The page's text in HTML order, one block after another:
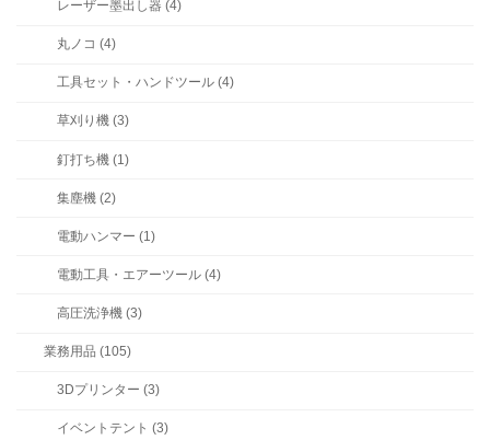
レーザー墨出し器 (4)
丸ノコ (4)
工具セット・ハンドツール (4)
草刈り機 (3)
釘打ち機 (1)
集塵機 (2)
電動ハンマー (1)
電動工具・エアーツール (4)
高圧洗浄機 (3)
業務用品 (105)
3Dプリンター (3)
イベントテント (3)